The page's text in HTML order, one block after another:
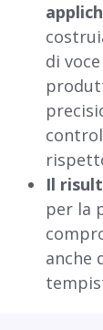
di
Il
per la
anche